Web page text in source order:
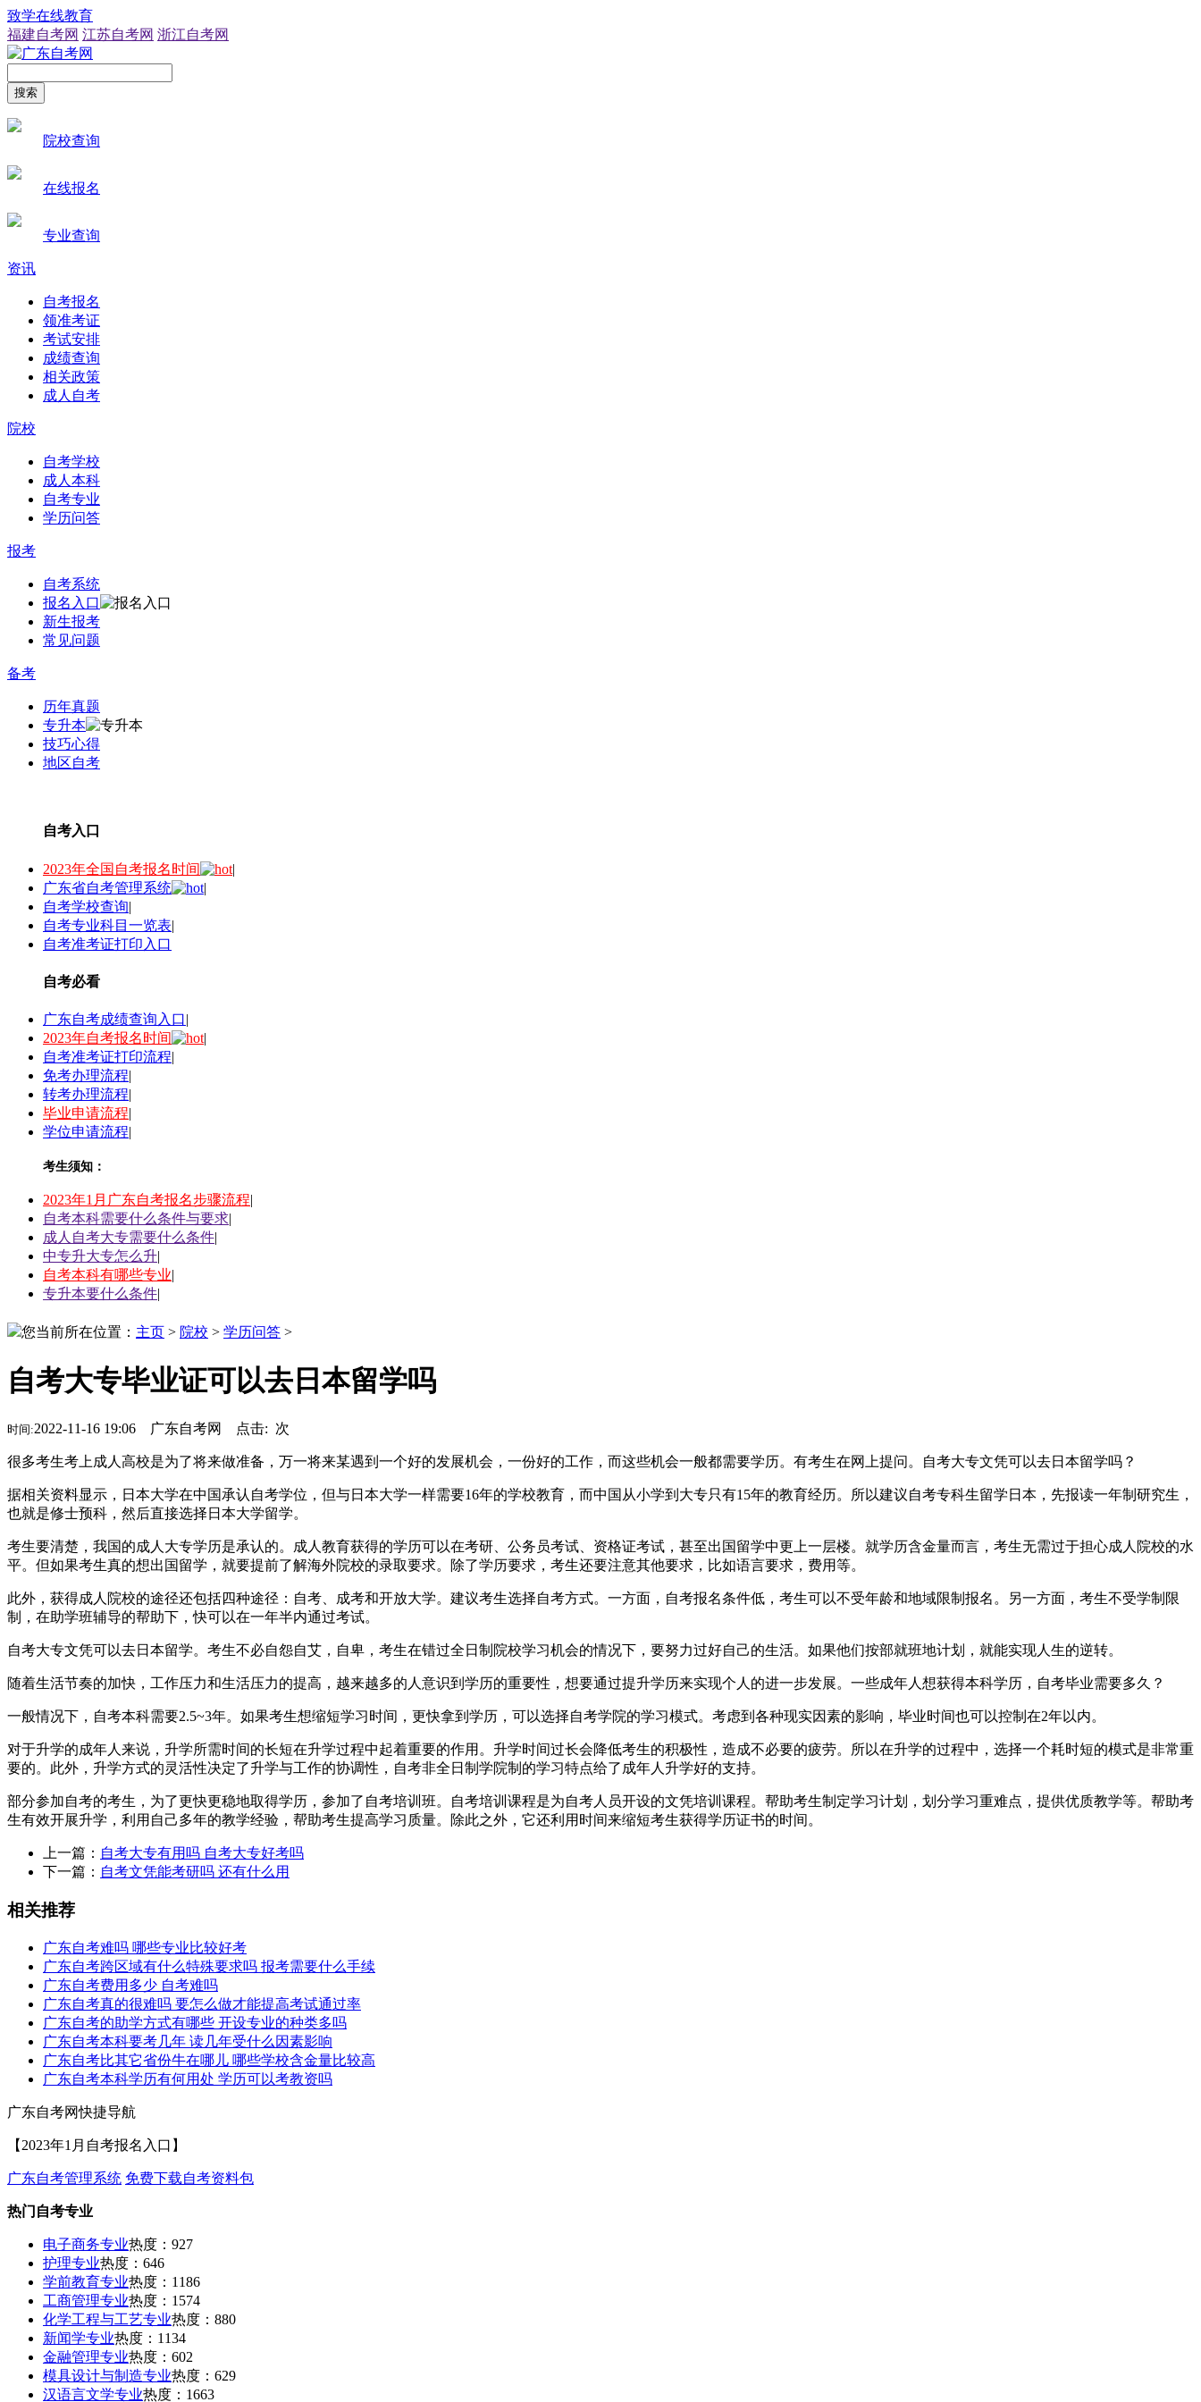
致学在线教育
福建自考网 江苏自考网 浙江自考网
搜索
院校查询
在线报名
专业查询
资讯
自考报名
领准考证
考试安排
成绩查询
相关政策
成人自考
院校
自考学校
成人本科
自考专业
学历问答
报考
自考系统
报名入口
新生报考
常见问题
备考
历年真题
专升本
技巧心得
地区自考
自考入口
2023年全国自考报名时间
|
广东省自考管理系统
|
自考学校查询|
自考专业科目一览表|
自考准考证打印入口
自考必看
广东自考成绩查询入口|
2023年自考报名时间
|
自考准考证打印流程|
免考办理流程|
转考办理流程|
毕业申请流程|
学位申请流程|
考生须知：
2023年1月广东自考报名步骤流程|
自考本科需要什么条件与要求|
成人自考大专需要什么条件|
中专升大专怎么升|
自考本科有哪些专业|
专升本要什么条件|
您当前所在位置： 主页 > 院校 > 学历问答 >
自考大专毕业证可以去日本留学吗
时间:2022-11-16 19:06 广东自考网 点击: 次
很多考生考上成人高校是为了将来做准备，万一将来某遇到一个好的发展机会，一份好的工作，而这些机会一般都需要学历。有考生在网上提问。自考大专文凭可以去日本留学吗？
据相关资料显示，日本大学在中国承认自考学位，但与日本大学一样需要16年的学校教育，而中国从小学到大专只有15年的教育经历。所以建议自考专科生留学日本，先报读一年制研究生，
也就是修士预科，然后直接选择日本大学留学。
考生要清楚，我国的成人大专学历是承认的。成人教育获得的学历可以在考研、公务员考试、资格证考试，甚至出国留学中更上一层楼。就学历含金量而言，考生无需过于担心成人院校的水
平。但如果考生真的想出国留学，就要提前了解海外院校的录取要求。除了学历要求，考生还要注意其他要求，比如语言要求，费用等。
此外，获得成人院校的途径还包括四种途径：自考、成考和开放大学。建议考生选择自考方式。一方面，自考报名条件低，考生可以不受年龄和地域限制报名。另一方面，考生不受学制限
制，在助学班辅导的帮助下，快可以在一年半内通过考试。
自考大专文凭可以去日本留学。考生不必自怨自艾，自卑，考生在错过全日制院校学习机会的情况下，要努力过好自己的生活。如果他们按部就班地计划，就能实现人生的逆转。
随着生活节奏的加快，工作压力和生活压力的提高，越来越多的人意识到学历的重要性，想要通过提升学历来实现个人的进一步发展。一些成年人想获得本科学历，自考毕业需要多久？
一般情况下，自考本科需要2.5~3年。如果考生想缩短学习时间，更快拿到学历，可以选择自考学院的学习模式。考虑到各种现实因素的影响，毕业时间也可以控制在2年以内。
对于升学的成年人来说，升学所需时间的长短在升学过程中起着重要的作用。升学时间过长会降低考生的积极性，造成不必要的疲劳。所以在升学的过程中，选择一个耗时短的模式是非常重
要的。此外，升学方式的灵活性决定了升学与工作的协调性，自考非全日制学院制的学习特点给了成年人升学好的支持。
部分参加自考的考生，为了更快更稳地取得学历，参加了自考培训班。自考培训课程是为自考人员开设的文凭培训课程。帮助考生制定学习计划，划分学习重难点，提供优质教学等。帮助考
生有效开展升学，利用自己多年的教学经验，帮助考生提高学习质量。除此之外，它还利用时间来缩短考生获得学历证书的时间。
上一篇： 自考大专有用吗 自考大专好考吗
下一篇： 自考文凭能考研吗 还有什么用
相关推荐
广东自考难吗 哪些专业比较好考
广东自考跨区域有什么特殊要求吗 报考需要什么手续
广东自考费用多少 自考难吗
广东自考真的很难吗 要怎么做才能提高考试通过率
广东自考的助学方式有哪些 开设专业的种类多吗
广东自考本科要考几年 读几年受什么因素影响
广东自考比其它省份牛在哪儿 哪些学校含金量比较高
广东自考本科学历有何用处 学历可以考教资吗
广东自考网快捷导航
【2023年1月自考报名入口】
广东自考管理系统 免费下载自考资料包
热门自考专业
电子商务专业热度：927
护理专业热度：646
学前教育专业热度：1186
工商管理专业热度：1574
化学工程与工艺专业热度：880
新闻学专业热度：1134
金融管理专业热度：602
模具设计与制造专业热度：629
汉语言文学专业热度：1663